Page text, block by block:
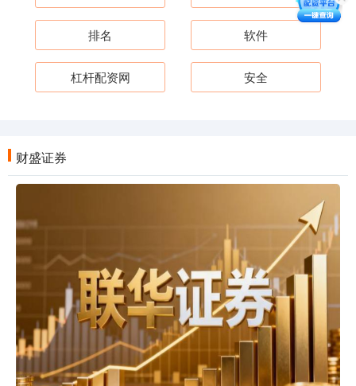
排名 软件
杠杆配资网 安全
财盛证券